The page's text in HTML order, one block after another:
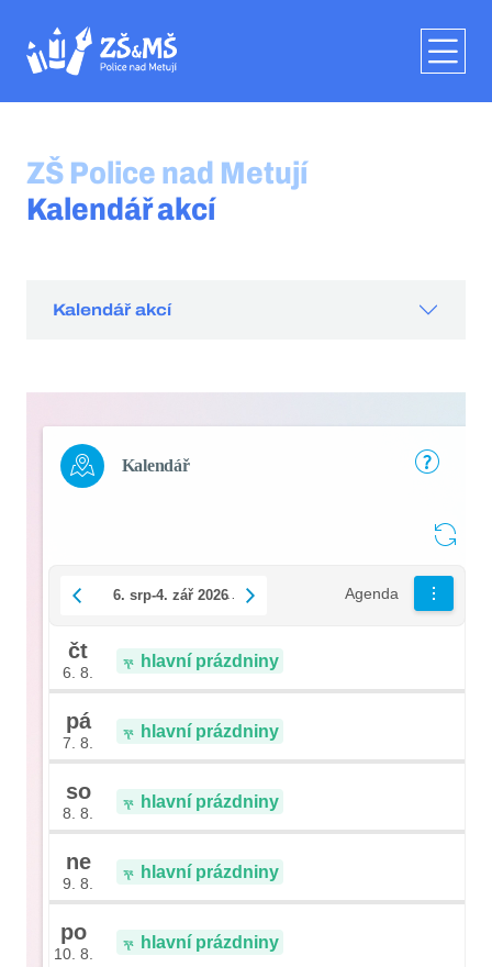
ZŠ Police nad Metují
Kalendář akcí
Kalendář akcí